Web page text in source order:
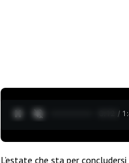
0:13 /
L’estate che sta per